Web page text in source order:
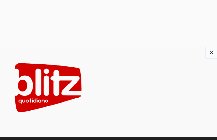
content
×